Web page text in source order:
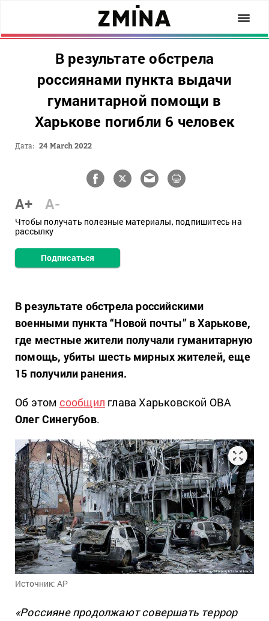
В результате обстрела
россиянами пункта выдачи
гуманитарной помощи в
Харькове погибли 6 человек
Дата: 24 March 2022
A+ A-
Чтобы получать полезные материалы, подпишитесь на
рассылку
Подписаться
В результате обстрела российскими
военными пункта “Новой почты” в Харькове,
где местные жители получали гуманитарную
помощь, убиты шесть мирных жителей, еще
15 получили ранения.
Об этом сообщил глава Харьковской ОВА
Олег Синегубов.
Источник: АР
«Россияне продолжают совершать террор